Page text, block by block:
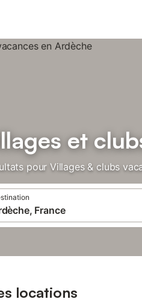
et
pour Villages & clubs
locations